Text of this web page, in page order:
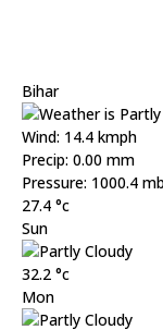
Bihar
Wind: 14.4 kmph
Precip: 0.00 mm
Pressure: 1000.4 mb
27.4 °c
Sun
32.2 °c
Mon